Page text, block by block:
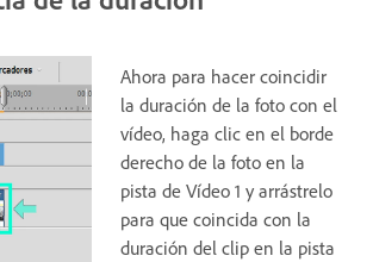
Ahora para hacer coincidir
la duración de la foto con el
vídeo, haga clic en el borde
derecho de la foto en la
pista de Vídeo 1 y arrástrelo
para que coincida con la
duración del clip en la pista